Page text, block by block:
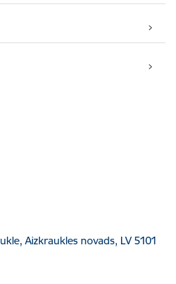
Aizkraukles novads, LV 5101